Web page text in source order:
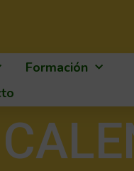
Formación